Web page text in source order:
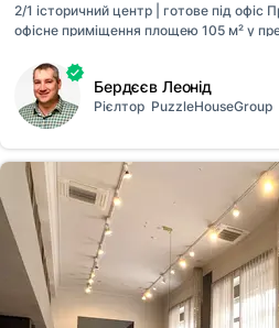
2/1 історичний центр | готове під офіс
офісне приміщення площею 105 м² у
Розташування — 1-й поверх, що
постійним потоком клієнтів.
кабінети (можна під керівника,
зона відпочинку для персоналу - 2
(другий рівень): - додаткові робочі
переговорна / приватний кабінет
зонування під різні відділи - комфортна
Бердєєв Леонід
Рієлтор PuzzleHouseGroup